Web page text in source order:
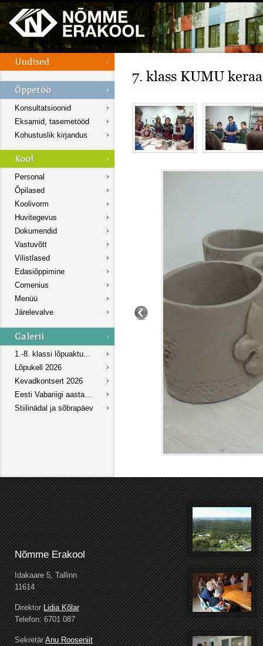
Konsultatsioonid
Eksamid, tasemetööd
Kohustuslik kirjandus
Personal
Õpilased
Koolivorm
Huvitegevus
Dokumendid
Vastuvõtt
Vilistlased
Edasiõppimine
Comenius
Menüü
Järelevalve
1.-8. klassi lõpuaktu...
Lõpukell 2026
Kevadkontsert 2026
Eesti Vabariigi aasta...
Stiilinädal ja sõbrapäev
7. klass KUMU
Nõmme Erakool
Idakaare 5, Tallinn
11614
DirektorLidia Kõlar
Telefon: 6701 087
SekretärAnu Rooseniit